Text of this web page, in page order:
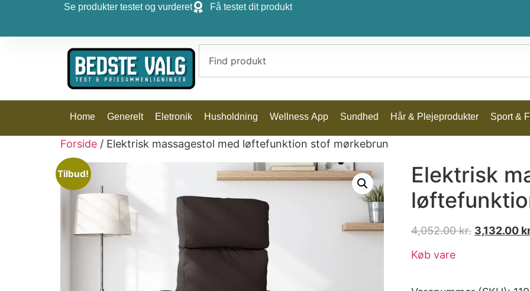
Se produkter testet og vurderet Få testet dit produkt
Home Generelt Eletronik Husholdning Wellness App Sundhed Hår & Plejeprodukter Sport &
Forside / Elektrisk massagestol med løftefunktion stof mørkebrun
Tilbud!
Elektrisk
4,052.00kr. 3,132.00
Køb vare